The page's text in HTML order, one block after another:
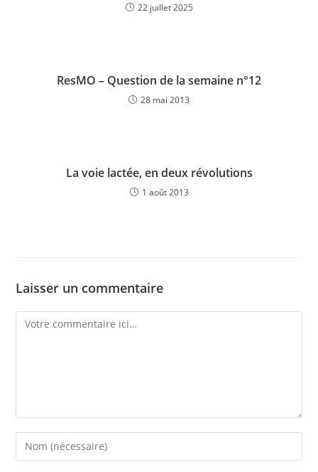
22 juillet 2025
ResMO – Question de la semaine n°12
28 mai 2013
La voie lactée, en deux révolutions
1 août 2013
Laisser un commentaire